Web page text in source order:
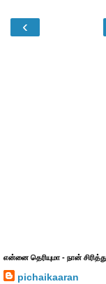
‹
என்னை தெரியுமா - நான்
pichaikaaran